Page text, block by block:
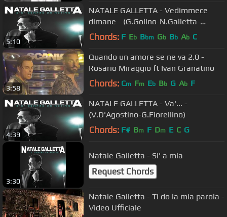
5:10
NATALE GALLETTA - Vedimmece
dimane - (G.Golino-N.Galletta-
M.Graziani)_VideoUfficiale
Chords: F Eb Bbm Gb Bb Ab C
3:58
Quando un amore se ne va 2.0 -
Rosario Miraggio ft Ivan Granatino
Chords: Cm Fm Eb Bb G Ab F
4:39
NATALE GALLETTA - Va'... -
(V.D'Agostino-G.Fiorellino)
Chords: F# Bm F Dm E C G
3:30
Natale Galletta - Si' a mia
Request Chords
Natale Galletta - Ti do la mia parola -
Video Ufficiale